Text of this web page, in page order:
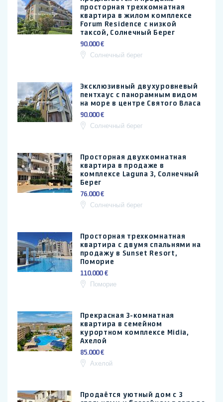
просторная трехкомнатная
квартира в жилом комплексе
Forum Residence с низкой
таксой, Солнечный Берег
90.000 €
Солнечный берег
Эксклюзивный двухуровневый
пентхаус с панорамным видом
на море в центре Святого Власа
90.000 €
Солнечный берег
Просторная двухкомнатная
квартира в продаже в
комплексе Laguna 3, Солнечный
Берег
76.000 €
Солнечный берег
Просторная трехкомнатная
квартира с двумя спальнями на
продажу в Sunset Resort,
Поморие
110.000 €
Поморие
Прекрасная 3-комнатная
квартира в семейном
курортном комплексе Midia,
Ахелой
85.000 €
Ахелой
Продаётся уютный дом с 3